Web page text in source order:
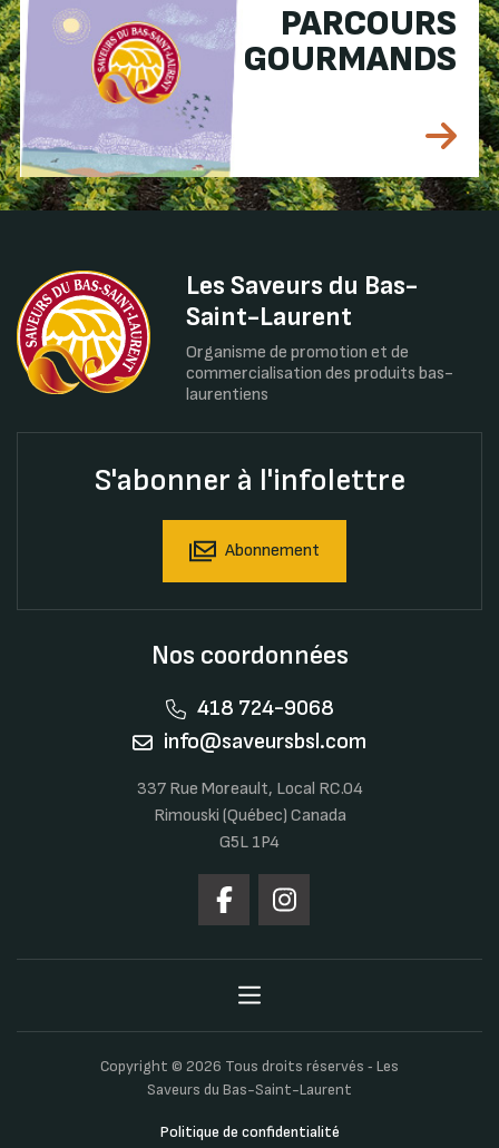
PARCOURS
GOURMANDS
Les Saveurs du Bas-
Saint-Laurent
Organisme de promotion et de
commercialisation des produits bas-
laurentiens
S'abonner à l'infolettre
Abonnement
Nos coordonnées
418 724-9068
info@saveursbsl.com
337 Rue Moreault, Local RC.04
Rimouski (Québec) Canada
G5L 1P4
Copyright © 2026 Tous droits réservés ‐ Les
Saveurs du Bas-Saint-Laurent
Politique de confidentialité